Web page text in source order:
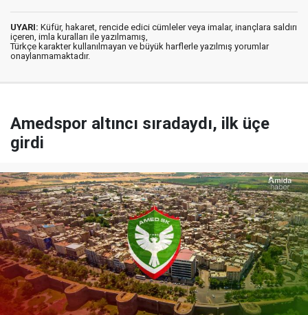
UYARI: Küfür, hakaret, rencide edici cümleler veya imalar, inançlara saldırı
içeren, imla kuralları ile yazılmamış,
Türkçe karakter kullanılmayan ve büyük harflerle yazılmış yorumlar
onaylanmamaktadır.
Amedspor altıncı sıradaydı, ilk üçe
girdi